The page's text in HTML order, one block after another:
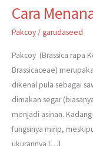
Cara
Pakcoy/garudaseed
Pakcoy (Brassica rapa
Brassicaceae)
dikenal pula sebagai
dimakan segar
menjadi asinan.
fungsinya mirip,
ukurannya […]
Cara
pakcoy
DiRumah